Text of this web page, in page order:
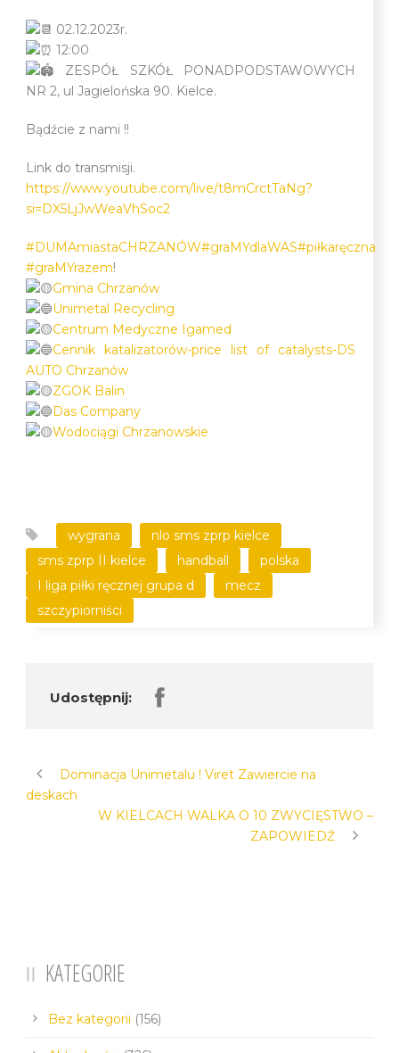
02.12.2023r.
12:00
ZESPÓŁ SZKÓŁ PONADPODSTAWOWYCH
NR 2, ul Jagielońska 90. Kielce.
Bądźcie z nami !!
Link do transmisji.
https://www.youtube.com/live/t8mCrctTaNg?
si=DX5LjJwWeaVhSoc2
#DUMAmiastaCHRZANÓW#graMYdlaWAS#piłkaręczna
#graMYrazem!
Gmina Chrzanów
Unimetal Recycling
Centrum Medyczne Igamed
Cennik katalizatorów-price list of catalysts-DS
AUTO Chrzanów
ZGOK Balin
Das Company
Wodociągi Chrzanowskie
wygrana
nlo sms zprp kielce
sms zprp II kielce
handball
polska
I liga piłki ręcznej grupa d
mecz
szczypiorniści
Udostępnij:
Dominacja Unimetalu ! Viret Zawiercie na
deskach
W KIELCACH WALKA O 10 ZWYCIĘSTWO –
ZAPOWIEDŹ
KATEGORIE
Bez kategorii (156)